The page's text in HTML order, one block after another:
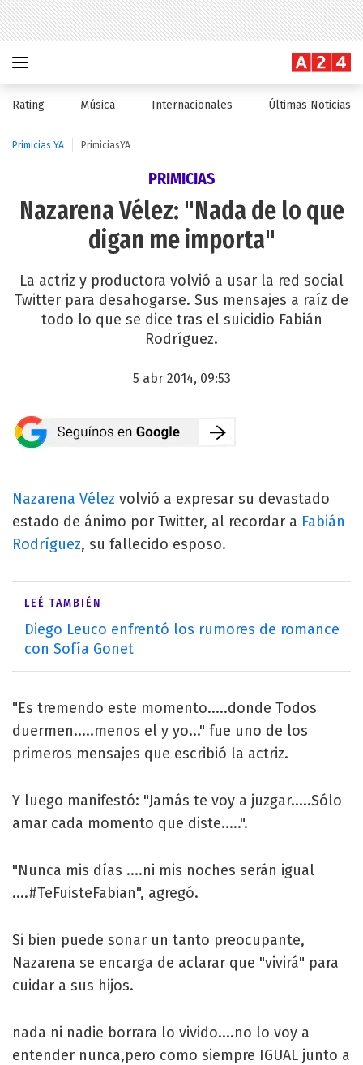
Rating Música Internacionales Últimas Noticias
Primicias YA PrimiciasYA
PRIMICIAS
Nazarena Vélez: "Nada de lo que
digan me importa"
La actriz y productora volvió a usar la red social
Twitter para desahogarse. Sus mensajes a raíz de
todo lo que se dice tras el suicidio Fabián
Rodríguez.
5 abr 2014, 09:53
Nazarena Vélez volvió a expresar su devastado
estado de ánimo por Twitter, al recordar a Fabián
Rodríguez, su fallecido esposo.
LEÉ TAMBIÉN
Diego Leuco enfrentó los rumores de romance
con Sofía Gonet
"Es tremendo este momento.....donde Todos
duermen.....menos el y yo..." fue uno de los
primeros mensajes que escribió la actriz.
Y luego manifestó: "Jamás te voy a juzgar.....Sólo
amar cada momento que diste.....".
"Nunca mis días ....ni mis noches serán igual
....#TeFuisteFabian", agregó.
Si bien puede sonar un tanto preocupante,
Nazarena se encarga de aclarar que "vivirá" para
cuidar a sus hijos.
nada ni nadie borrara lo vivido....no lo voy a
entender nunca,pero como siempre IGUAL junto a